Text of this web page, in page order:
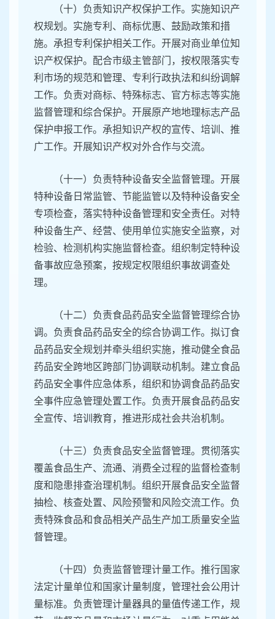
（十）负责知识产权保护工作。实施知识产
权规划。实施专利、商标优惠、鼓励政策和措
施。承担专利保护相关工作。开展对商业单位知
识产权保护。配合市级主管部门，按权限落实专
利市场的规范和管理、专利行政执法和纠纷调解
工作。负责对商标、特殊标志、官方标志等实施
监督管理和综合保护。开展原产地地理标志产品
保护申报工作。承担知识产权的宣传、培训、推
广工作。开展知识产权对外合作与交流。
（十一）负责特种设备安全监督管理。开展
特种设备日常监管、节能监管以及特种设备安全
专项检查，落实特种设备管理和安全责任。对特
种设备生产、经营、使用单位实施安全监察，对
检验、检测机构实施监督检查。组织制定特种设
备事故应急预案，按规定权限组织事故调查处
理。
（十二）负责食品药品安全监督管理综合协
调。负责食品药品安全的综合协调工作。拟订食
品药品安全规划并牵头组织实施，推动健全食品
药品安全跨地区跨部门协调联动机制。建立食品
药品安全事件应急体系，组织和协调食品药品安
全事件应急管理处置工作。负责开展食品药品安
全宣传、培训教育，推进形成社会共治机制。
（十三）负责食品安全监督管理。贯彻落实
覆盖食品生产、流通、消费全过程的监督检查制
度和隐患排查治理机制。组织开展食品安全监督
抽检、核查处置、风险预警和风险交流工作。负
责特殊食品和食品相关产品生产加工质量安全监
督管理。
（十四）负责监督管理计量工作。推行国家
法定计量单位和国家计量制度，管理社会公用计
量标准。负责管理计量器具的量值传递工作，规